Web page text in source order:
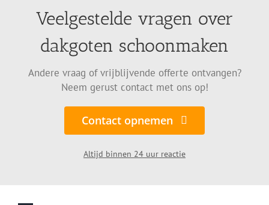
Veelgestelde vragen over
dakgoten schoonmaken
Andere vraag of vrijblijvende offerte ontvangen?
Neem gerust contact met ons op!
Contact opnemen
Altijd binnen 24 uur reactie